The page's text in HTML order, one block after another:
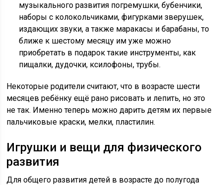
музыкального развития погремушки, бубенчики,
наборы с колокольчиками, фигурками зверушек,
издающих звуки, а также маракасы и барабаны, то
ближе к шестому месяцу им уже можно
приобретать в подарок такие инструменты, как
пищалки, дудочки, ксилофоны, трубы.
Некоторые родители считают, что в возрасте шести
месяцев ребёнку ещё рано рисовать и лепить, но это
не так. Именно теперь можно дарить детям их первые
пальчиковые краски, мелки, пластилин.
Игрушки и вещи для физического
развития
Для общего развития детей в возрасте до полугода